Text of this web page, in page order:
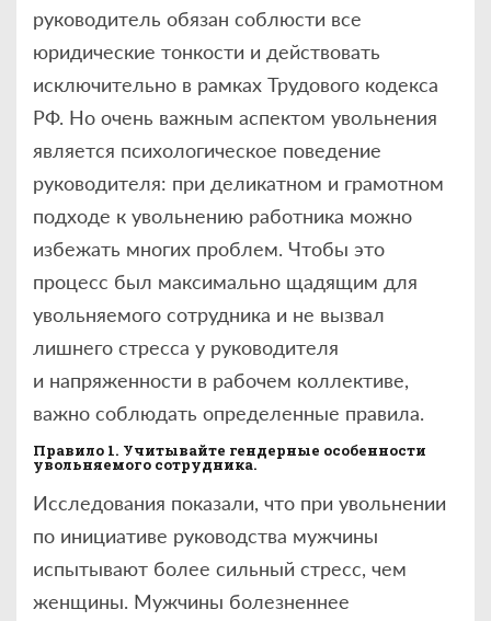
руководитель обязан соблюсти все
юридические тонкости и действовать
исключительно в рамках Трудового кодекса
РФ. Но очень важным аспектом увольнения
является психологическое поведение
руководителя: при деликатном и грамотном
подходе к увольнению работника можно
избежать многих проблем. Чтобы это
процесс был максимально щадящим для
увольняемого сотрудника и не вызвал
лишнего стресса у руководителя
и напряженности в рабочем коллективе,
важно соблюдать определенные правила.
Правило 1. Учитывайте гендерные особенности
увольняемого сотрудника.
Исследования показали, что при увольнении
по инициативе руководства мужчины
испытывают более сильный стресс, чем
женщины. Мужчины болезненнее